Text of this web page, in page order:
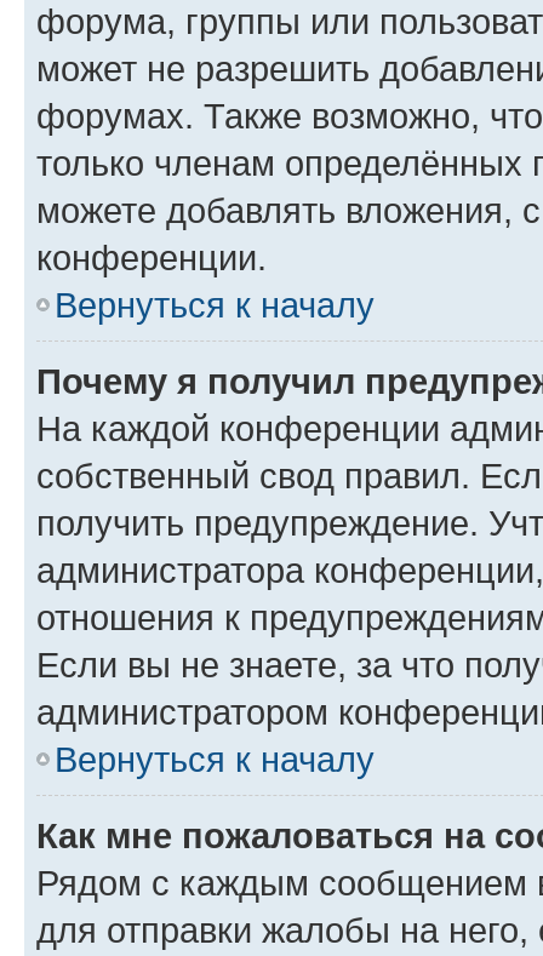
форума, группы или
может не разрешить
форумах. Также возможно,
только членам определённых
можете добавлять вложения,
конференции.
Вернуться к началу
Почему я получил
На каждой конференции
собственный свод правил.
получить предупреждение.
администратора
отношения к
Если вы не знаете, за что
администратором
Вернуться к началу
Как мне пожаловаться на
Рядом с каждым сообщением
для отправки жалобы на